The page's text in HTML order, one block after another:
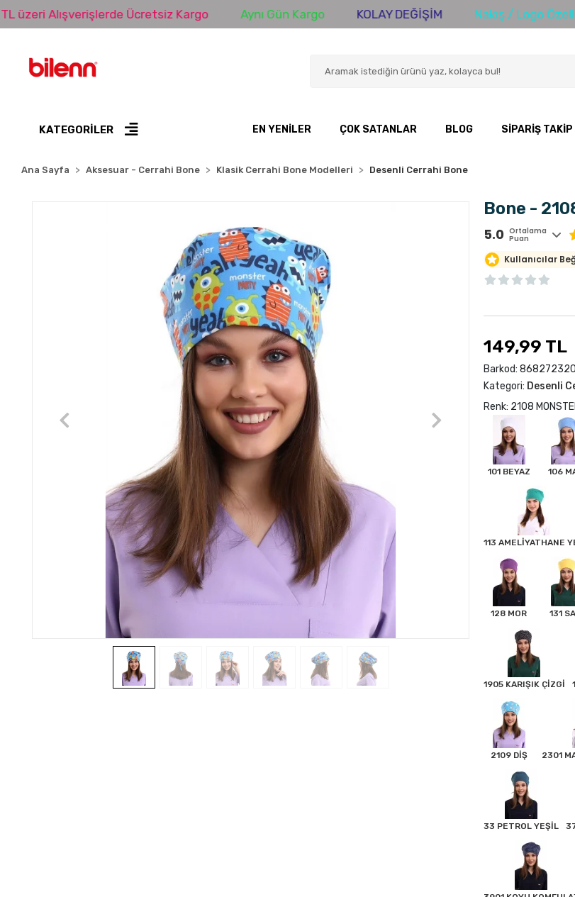
Ücretsiz Kargo Aynı Gün Kargo KOLAY DEĞİŞİM Nakış / Logo Özelleştirme
KATEGORİLER EN YENILER ÇOK SATANLAR BLOG SIPARIŞ TAKIP
Ana Sayfa Aksesuar - Cerrahi Bone Klasik Cerrahi Bone Modelleri Desenli Cerrahi Bone
Bone -
5.0 Ortalama
Puan
Kullanıcılar
149,99 TL
Barkod:
Kategori: Desenli
Renk: 2108
101 BEYAZ 106
113 AMELİYATHANE
128 MOR 131
1905 KARIŞIK ÇİZGİ
2109 DİŞ 2301
33 PETROL YEŞİL